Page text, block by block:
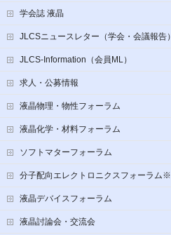
学会誌 液晶
JLCSニュースレター（学会・会議報告）
JLCS-Information（会員ML）
求人・公募情報
液晶物理・物性フォーラム
液晶化学・材料フォーラム
ソフトマターフォーラム
分子配向エレクトロニクスフォーラム※
液晶デバイスフォーラム
液晶討論会・交流会